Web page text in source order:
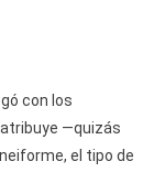
con los
—quizás
el tipo de